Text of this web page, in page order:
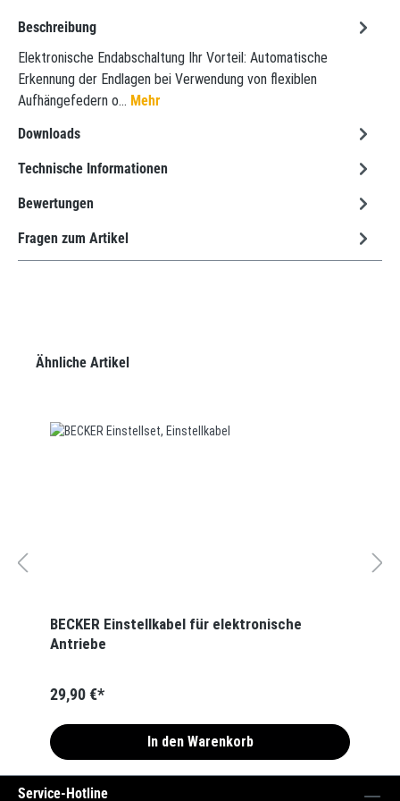
Beschreibung
Elektronische Endabschaltung Ihr Vorteil: Automatische
Erkennung der Endlagen bei Verwendung von flexiblen
Aufhängefedern o… Mehr
Downloads
Technische Informationen
Bewertungen
Fragen zum Artikel
Produktgalerie überspringen
Ähnliche Artikel
BECKER Einstellkabel für elektronische
Antriebe
29,90 €*
In den Warenkorb
Service-Hotline